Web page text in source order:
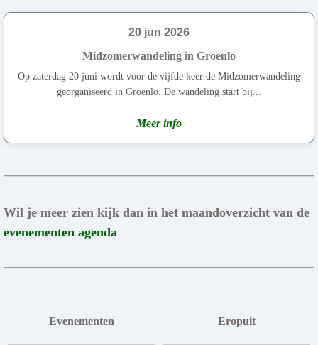
20 jun 2026
Midzomerwandeling in Groenlo
Op zaterdag 20 juni wordt voor de vijfde keer de Midzomerwandeling
georganiseerd in Groenlo. De wandeling start bij...
Meer info
Wil je meer zien kijk dan in het maandoverzicht van de
evenementen agenda
Evenementen Eropuit